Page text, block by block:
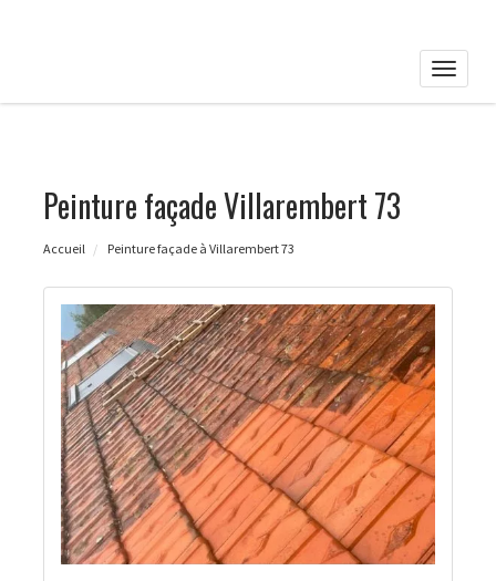
Toggle
Peinture façade Villarembert 73
Accueil Peinture façade à Villarembert 73